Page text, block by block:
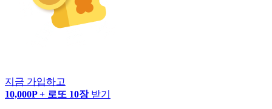
지금 가입하고
10,000P + 로또 10장 받기